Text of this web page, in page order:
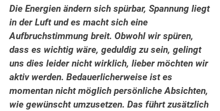
Die Energien ändern sich spürbar, Spannung liegt
in der Luft und es macht sich eine
Aufbruchstimmung breit. Obwohl wir spüren,
dass es wichtig wäre, geduldig zu sein, gelingt
uns dies leider nicht wirklich, lieber möchten wir
aktiv werden. Bedauerlicherweise ist es
momentan nicht möglich persönliche Absichten,
wie gewünscht umzusetzen. Das führt zusätzlich